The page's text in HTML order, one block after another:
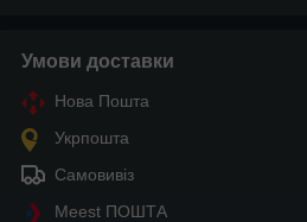
Умови доставки
Нова Пошта
Укрпошта
Самовивіз
Meest ПОШТА